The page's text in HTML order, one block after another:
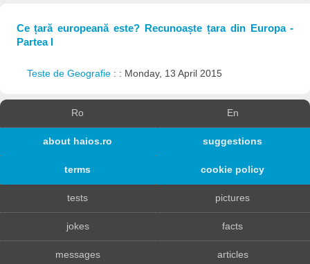
Ce țară europeană este? Recunoaște țara din Europa -
Partea I
Teste de Geografie : : Monday, 13 April 2015
Ro En
about haios.ro suggestions
terms cookie policy
tests pictures
jokes facts
messages articles